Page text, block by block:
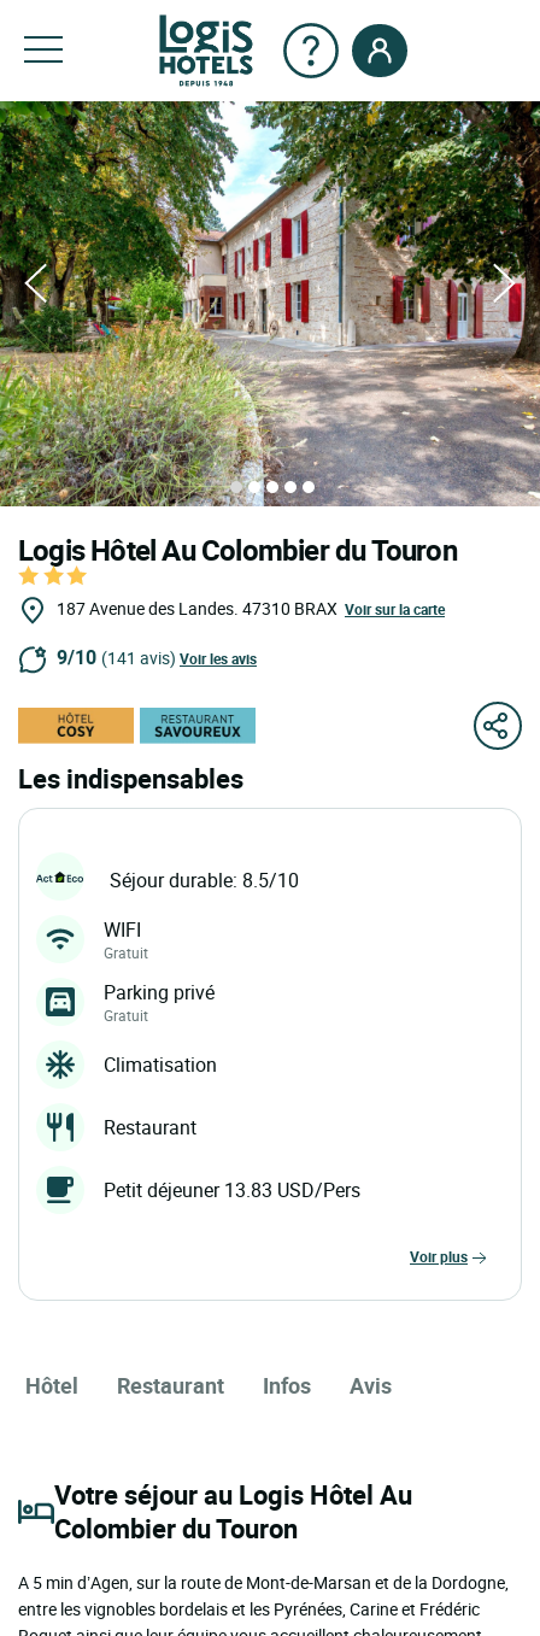
Logis Hôtel Au Colombier du Touron
187 Avenue des Landes. 47310 BRAX Voir sur la carte
9/10 (141 avis) Voir les avis
Les indispensables
Séjour durable: 8.5/10
WIFI
Gratuit
Parking privé
Gratuit
Climatisation
Restaurant
Petit déjeuner 13.83 USD/Pers
voir plus
Hôtel Restaurant Infos Avis
Votre séjour au Logis Hôtel Au
Colombier du Touron
A 5 min d’Agen, sur la route de Mont-de-Marsan et de la Dordogne,
entre les vignobles bordelais et les Pyrénées, Carine et Frédéric